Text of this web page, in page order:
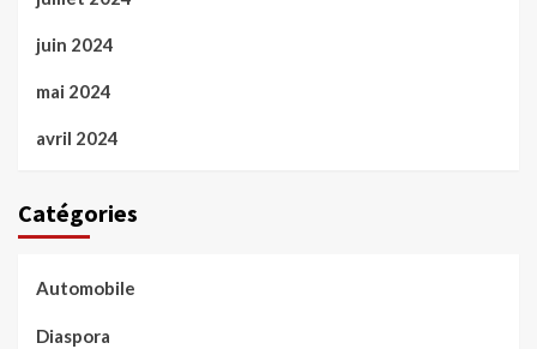
juin 2024
mai 2024
avril 2024
Catégories
Automobile
Diaspora